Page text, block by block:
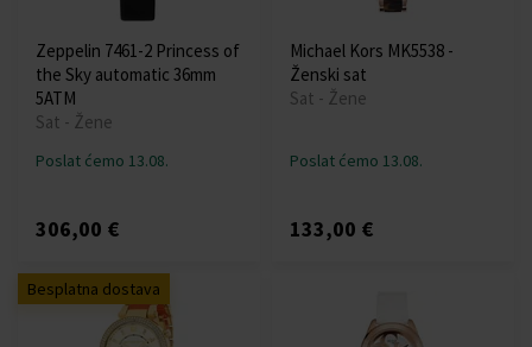
Zeppelin 7461-2 Princess of
the Sky automatic 36mm
5ATM
Sat - Žene
Poslat ćemo 13.08.
306,00 €
Michael Kors MK5538 -
Ženski sat
Sat - Žene
Poslat ćemo 13.08.
133,00 €
Besplatna dostava